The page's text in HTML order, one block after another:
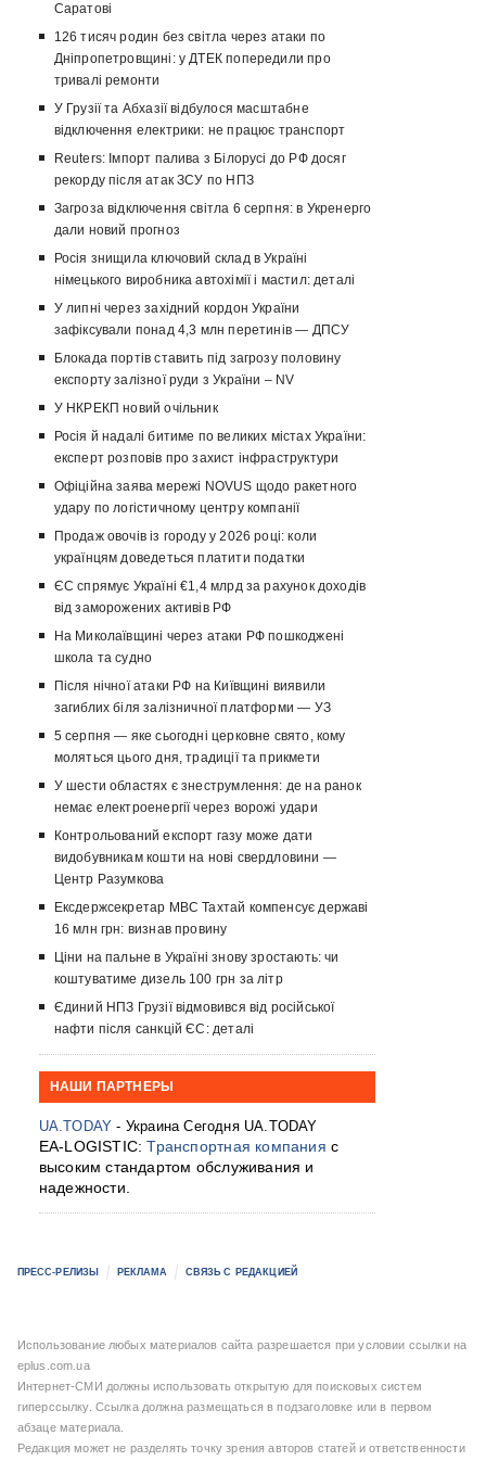
Саратові
126 тисяч родин без світла через атаки по
Дніпропетровщині: у ДТЕК попередили про
тривалі ремонти
У Грузії та Абхазії відбулося масштабне
відключення електрики: не працює транспорт
Reuters: Імпорт палива з Білорусі до РФ досяг
рекорду після атак ЗСУ по НПЗ
Загроза відключення світла 6 серпня: в Укренерго
дали новий прогноз
Росія знищила ключовий склад в Україні
німецького виробника автохімії і мастил: деталі
У липні через західний кордон України
зафіксували понад 4,3 млн перетинів — ДПСУ
Блокада портів ставить під загрозу половину
експорту залізної руди з України – NV
У НКРЕКП новий очільник
Росія й надалі битиме по великих містах України:
експерт розповів про захист інфраструктури
Офіційна заява мережі NOVUS щодо ракетного
удару по логістичному центру компанії
Продаж овочів із городу у 2026 році: коли
українцям доведеться платити податки
ЄС спрямує Україні €1,4 млрд за рахунок доходів
від заморожених активів РФ
На Миколаївщині через атаки РФ пошкоджені
школа та судно
Після нічної атаки РФ на Київщині виявили
загиблих біля залізничної платформи — УЗ
5 серпня — яке сьогодні церковне свято, кому
моляться цього дня, традиції та прикмети
У шести областях є знеструмлення: де на ранок
немає електроенергії через ворожі удари
Контрольований експорт газу може дати
видобувникам кошти на нові свердловини —
Центр Разумкова
Ексдержсекретар МВС Тахтай компенсує державі
16 млн грн: визнав провину
Ціни на пальне в Україні знову зростають: чи
коштуватиме дизель 100 грн за літр
Єдиний НПЗ Грузії відмовився від російської
нафти після санкцій ЄС: деталі
НАШИ ПАРТНЕРЫ
UA.TODAY - Украина Сегодня UA.TODAY
EA-LOGISTIC:Транспортная компания с
высоким стандартом обслуживания и
надежности.
ПРЕСС-РЕЛИЗЫ РЕКЛАМА СВЯЗЬ С РЕДАКЦИЕЙ
Использование любых материалов сайта разрешается при условии ссылки на
eplus.com.ua
Интернет-СМИ должны использовать открытую для поисковых систем
гиперссылку. Ссылка должна размещаться в подзаголовке или в первом
абзаце материала.
Редакция может не разделять точку зрения авторов статей и ответственности